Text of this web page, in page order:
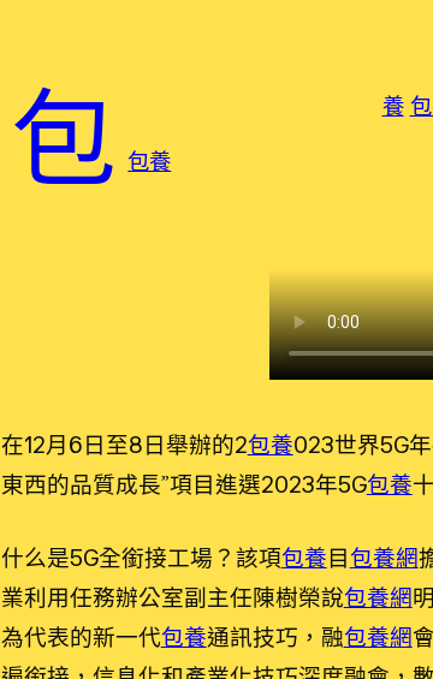
包 養
包養
在12月6日至8日舉辦的2包養023世界5G
東西的品質成長”項目進選2023年5G包養
什么是5G全銜接工場？該項包養目包養網
業利用任務辦公室副主任陳樹榮說包養網
為代表的新一代包養通訊技巧，融包養網